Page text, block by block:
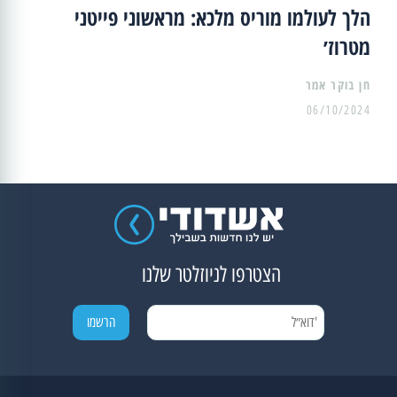
הלך לעולמו מוריס מלכא: מראשוני פייטני
מטרוז׳
06/10/2024
הצטרפו לניוזלטר שלנו